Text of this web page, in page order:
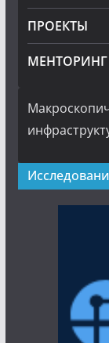
ПРОЕКТЫ
МЕНТОРИНГ